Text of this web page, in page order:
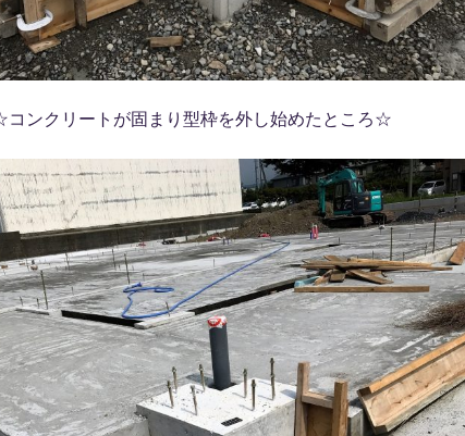
ンクリートが固まり型枠を外し始めたところ☆